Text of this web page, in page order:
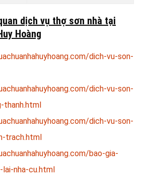
dịch vụ thợ sơn nhà tại
Hoàng
dich-vu-son-
dich-vu-son-
thanh.html
dich-vu-son-
trach.html
bao-gia-
lai-nha-cu.html